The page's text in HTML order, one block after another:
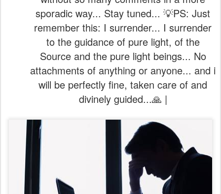
sporadic way... Stay tuned... 💡PS: Just
remember this: I surrender... I surrender
to the guidance of pure light, of the
Source and the pure light beings... No
attachments of anything or anyone... and i
will be perfectly fine, taken care of and
divinely guided...🙏 |